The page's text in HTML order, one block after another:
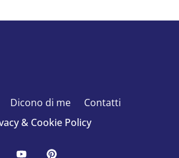
Dicono di me
Contatti
& Cookie Policy